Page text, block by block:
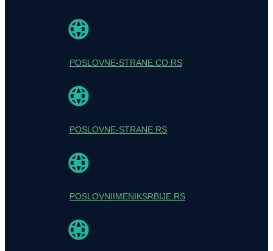
POSLOVNE-STRANE.CO.RS
POSLOVNE-STRANE.RS
POSLOVNIIMENIKSRBIJE.RS